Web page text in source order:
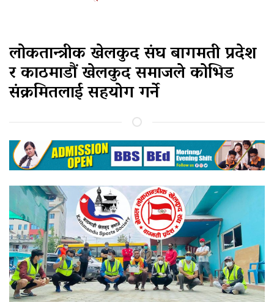
लोकतान्त्रीक खेलकुद संघ बागमती प्रदेश
र काठमाडौं खेलकुद समाजले कोभिड
संक्रमितलाई सहयोग गर्ने